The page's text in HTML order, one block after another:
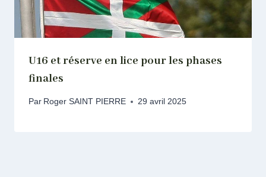
U16 et réserve en lice pour les phases
finales
Par Roger SAINT PIERRE 29 avril 2025